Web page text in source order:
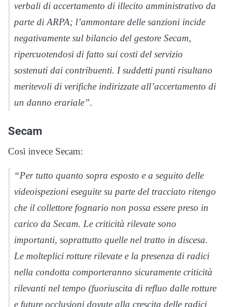
verbali di accertamento di illecito amministrativo da
parte di ARPA; l’ammontare delle sanzioni incide
negativamente sul bilancio del gestore Secam,
ripercuotendosi di fatto sui costi del servizio
sostenuti dai contribuenti. I suddetti punti risultano
meritevoli di verifiche indirizzate all’accertamento di
un danno erariale”.
Secam
Così invece Secam:
“Per tutto quanto sopra esposto e a seguito delle
videoispezioni eseguite su parte del tracciato ritengo
che il collettore fognario non possa essere preso in
carico da Secam. Le criticità rilevate sono
importanti, soprattutto quelle nel tratto in discesa.
Le molteplici rotture rilevate e la presenza di radici
nella condotta comporteranno sicuramente criticità
rilevanti nel tempo (fuoriuscita di refluo dalle rotture
e future occlusioni dovute alla crescita delle radici